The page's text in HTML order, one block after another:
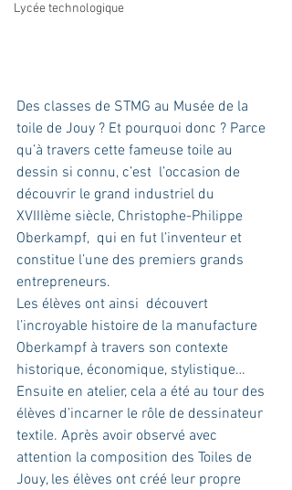
Lycée technologique
Des classes de STMG au Musée de la
toile de Jouy ? Et pourquoi donc ? Parce
qu’à travers cette fameuse toile au
dessin si connu, c’est  l’occasion de
découvrir le grand industriel du
XVIIIème siècle, Christophe-Philippe
Oberkampf,  qui en fut l’inventeur et
constitue l’une des premiers grands
entrepreneurs.
Les élèves ont ainsi  découvert
l’incroyable histoire de la manufacture
Oberkampf à travers son contexte
historique, économique, stylistique…
Ensuite en atelier, cela a été au tour des
élèves d’incarner le rôle de dessinateur
textile. Après avoir observé avec
attention la composition des Toiles de
Jouy, les élèves ont créé leur propre